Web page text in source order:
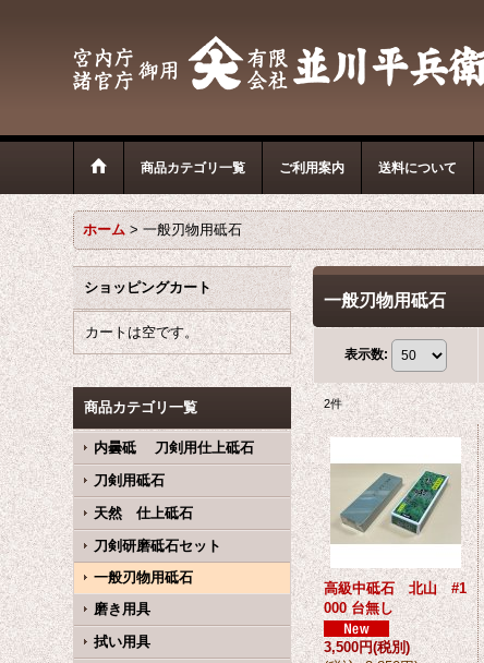
商品カテゴリ一覧 ご利用案内 送料について
ホーム > 一般刃物用砥石
ショッピングカート
カートは空です。
商品カテゴリ一覧
内曇砥 刀剣用仕上砥石
刀剣用砥石
天然 仕上砥石
刀剣研磨砥石セット
一般刃物用砥石
磨き用具
拭い用具
一般刃物用砥石
表示数:
2件
高級中砥石 北山 #1
000 台無し
3,500円(税別)